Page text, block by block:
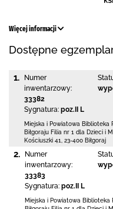
Więcej informacji
Dostępne
1.
Numer
inwentarzowy:
33382
Sygnatura: poz.II L
Miejska i Powiatowa Biblioteka
Biłgoraju Filia nr 1 dla Dzieci i
Kościuszki 41
23-400 Biłgoraj
2.
Numer
inwentarzowy:
33383
Sygnatura: poz.II L
Miejska i Powiatowa Biblioteka